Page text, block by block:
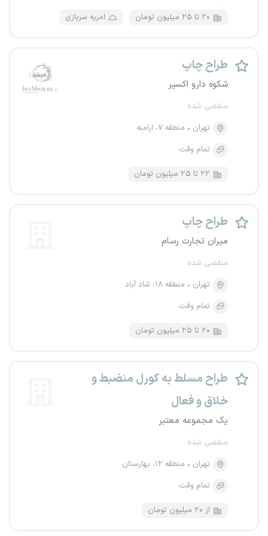
۲۰ تا ۲۵ میلیون تومان امریه سربازی
طراح چاپ
شکوه دارو اکسیر
منقضی شده
تهران
منطقه ۷، ارامنه
تمام وقت
۲۲ تا ۲۵ میلیون تومان
طراح چاپ
میران تجارت رسام
منقضی شده
تهران
منطقه ۱۸، شاد آباد
تمام وقت
۲۰ تا ۲۵ میلیون تومان
طراح مسلط به کورل منضبط و
خلاق و فعال
یک مجموعه معتبر
منقضی شده
تهران
منطقه ۱۲، بهارستان
تمام وقت
از ۲۰ میلیون تومان